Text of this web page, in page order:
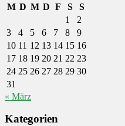
M D M D F S
S
1
2
3
4 5 6 7 8
9
10 11 12 13 14 15 16
17 18 19 20 21 22 23
24 25 26 27 28 29 30
31
« März
Kategorien